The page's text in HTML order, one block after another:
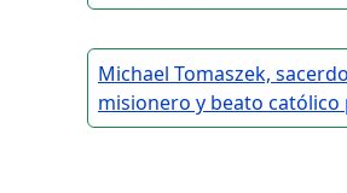
Michael Tomaszek,
misionero y beato católico